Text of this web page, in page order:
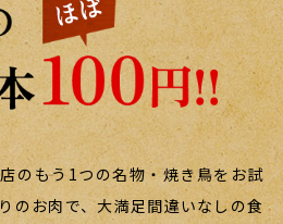
のもう1つの名物・焼き鳥をお試
のお肉で、大満足間違いなしの食